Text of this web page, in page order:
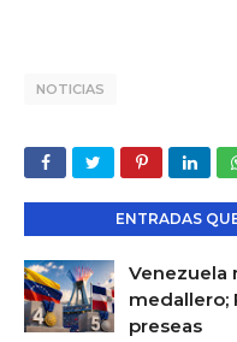
NOTICIAS
ENTRADAS
Venezuela
medallero;
preseas